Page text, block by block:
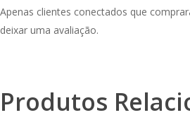
Apenas clientes conectados que
deixar uma avaliação.
Produtos